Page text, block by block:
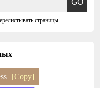
страницы.
[Copy]